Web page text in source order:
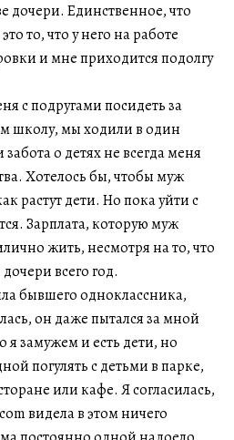
дочери. Единственное, что
то, что у него на работе
и мне приходится подолгу
с подругами посидеть за
школу, мы ходили в один
о детях не всегда меня
Хотелось бы, чтобы муж
растут дети. Но пока уйти с
Зарплата, которую муж
жить, несмотря на то, что
всего год.
бывшего одноклассника,
он даже пытался за мной
я замужем и есть дети, но
погулять с детьми в парке,
или кафе. Я согласилась,
видела в этом ничего